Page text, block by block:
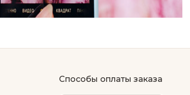
Способы оплаты заказа